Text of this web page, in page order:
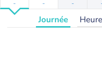
- - -
Journée